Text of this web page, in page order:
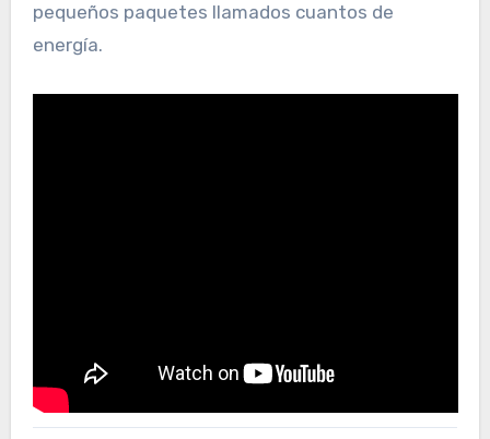
pequeños paquetes llamados cuantos de
energía.